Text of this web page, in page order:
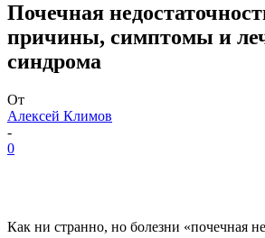
Почечная
причины, симптомы и
синдрома
От
Алексей Климов
-
0
Как ни странно, но болезни «почечная